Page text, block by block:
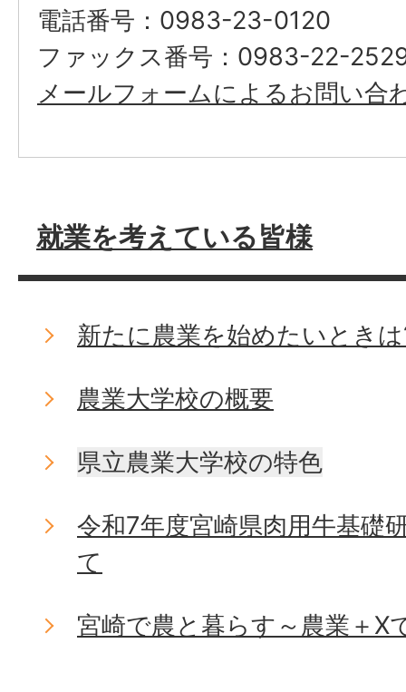
電話番号：0983-23-0120
ファックス番号：0983-22-
メールフォームによるお問い合
就業を考えている皆様
新たに農業を始めたいとき
農業大学校の概要
県立農業大学校の特色
令和7年度宮崎県肉用牛基礎
て
宮崎で農と暮らす～農業＋X